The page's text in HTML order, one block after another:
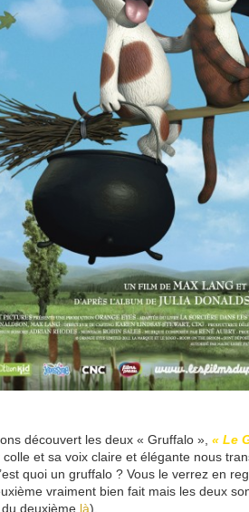
découvert les deux « Gruffalo », « Le
colle et sa voix claire et élégante nous
quoi un gruffalo ? Vous le verrez en
vraiment bien fait mais les deux
deuxième là).